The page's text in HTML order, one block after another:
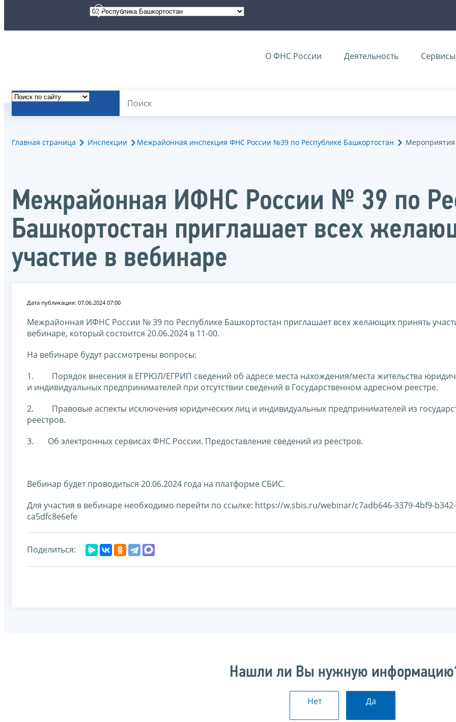
О ФНС России Деятельность Сервисы
Главная страница Инспекции Межрайонная инспекция ФНС России №39 по Республике Башкортостан Мероприятия
Межрайонная ИФНС России № 39 по
Башкортостан приглашает всех
участие в вебинаре
Дата публикации: 07.06.2024 07:00
Межрайонная ИФНС России № 39 по Республике Башкортостан приглашает всех желающих принять
вебинаре, который состоится 20.06.2024 в 11-00.
На вебинаре будут рассмотрены вопросы:
1. Порядок внесения в ЕГРЮЛ/ЕГРИП сведений об адресе места нахождения/места жительства
и индивидуальных предпринимателей при отсутствии сведений в Государственном адресном реестре.
2. Правовые аспекты исключения юридических лиц и индивидуальных предпринимателей из
реестров.
3. Об электронных сервисах ФНС России. Предоставление сведений из реестров.
Вебинар будет проводиться 20.06.2024 года на платформе СБИС.
Для участия в вебинаре необходимо перейти по ссылке: https://w.sbis.ru/webinar/c7adb646-3379-4bf9-b342-
ca5dfc8e6efe
Поделиться:
Нашли ли Вы нужную
Нет Да